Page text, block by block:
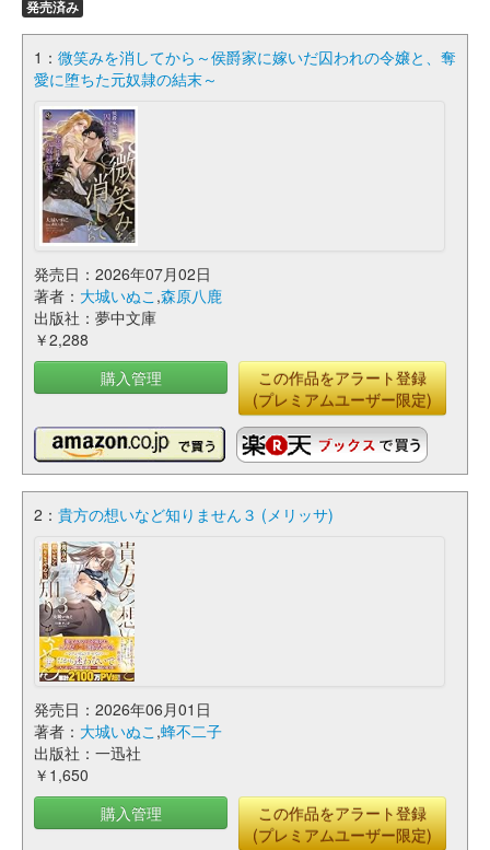
発売済み
1： 微笑みを消してから～侯爵家に嫁いだ囚われの令嬢と、奪
愛に堕ちた元奴隷の結末～
発売日：2026年07月02日
著者： 大城いぬこ ,森原八鹿
出版社：夢中文庫
￥2,288
購入管理
この作品をアラート登録
(プレミアムユーザー限定)
2： 貴方の想いなど知りません３ (メリッサ)
発売日：2026年06月01日
著者： 大城いぬこ ,蜂不二子
出版社：一迅社
￥1,650
購入管理
この作品をアラート登録
(プレミアムユーザー限定)